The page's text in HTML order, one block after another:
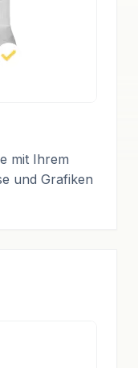
mit Ihrem
und Grafiken